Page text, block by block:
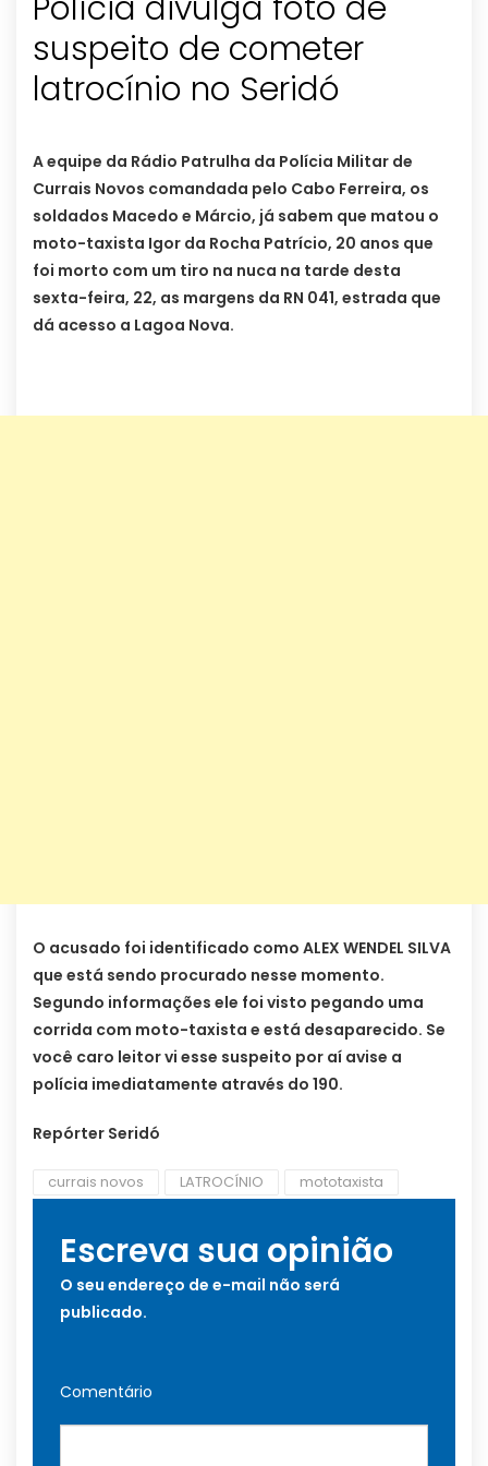
suspeito de cometer
latrocínio no Seridó
A equipe da Rádio Patrulha da Polícia Militar de
Currais Novos comandada pelo Cabo Ferreira, os
soldados Macedo e Márcio, já sabem que matou o
moto-taxista Igor da Rocha Patrício, 20 anos que
foi morto com um tiro na nuca na tarde desta
sexta-feira, 22, as margens da RN 041, estrada que
dá acesso a Lagoa Nova.
O acusado foi identificado como ALEX WENDEL SILVA
que está sendo procurado nesse momento.
Segundo informações ele foi visto pegando uma
corrida com moto-taxista e está desaparecido. Se
você caro leitor vi esse suspeito por aí avise a
polícia imediatamente através do 190.
Repórter Seridó
currais novos LATROCÍNIO mototaxista
Escreva sua opinião
O seu endereço de e-mail não será
publicado.
Comentário